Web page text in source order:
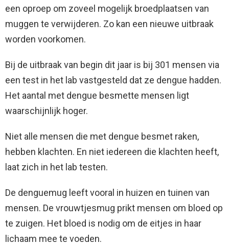
een oproep om zoveel mogelijk broedplaatsen van
muggen te verwijderen. Zo kan een nieuwe uitbraak
worden voorkomen.
Bij de uitbraak van begin dit jaar is bij 301 mensen via
een test in het lab vastgesteld dat ze dengue hadden.
Het aantal met dengue besmette mensen ligt
waarschijnlijk hoger.
Niet alle mensen die met dengue besmet raken,
hebben klachten. En niet iedereen die klachten heeft,
laat zich in het lab testen.
De denguemug leeft vooral in huizen en tuinen van
mensen. De vrouwtjesmug prikt mensen om bloed op
te zuigen. Het bloed is nodig om de eitjes in haar
lichaam mee te voeden.